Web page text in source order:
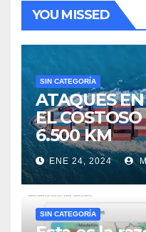
YOU MISSED
SIN CATEGORÍA
ATAQUES
EL
6.500 KM
ENE 24, 2024
SIN CATEGORÍA